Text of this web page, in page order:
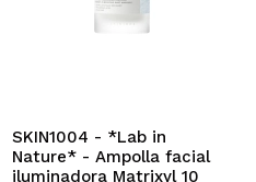
SKIN1004 - *Lab in
Nature* - Ampolla facial
iluminadora Matrixyl 10